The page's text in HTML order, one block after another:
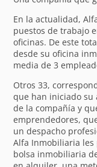
En la actualidad,
puestos de trabajo
oficinas. De este
desde su oficina
media de 3
Otros 33,
que han iniciado su
de la compañía y
emprendedores,
un despacho
Alfa Inmobiliaria les
bolsa inmobiliaria